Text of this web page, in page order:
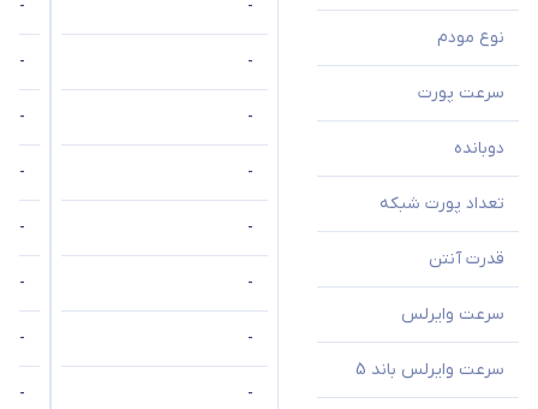
نوع مودم
سرعت پورت
دوبانده
تعداد پورت شبکه
قدرت آنتن
سرعت وایرلس
سرعت وایرلس باند 5
-
-
-
-
-
-
-
-
-
-
-
-
-
-
-
-